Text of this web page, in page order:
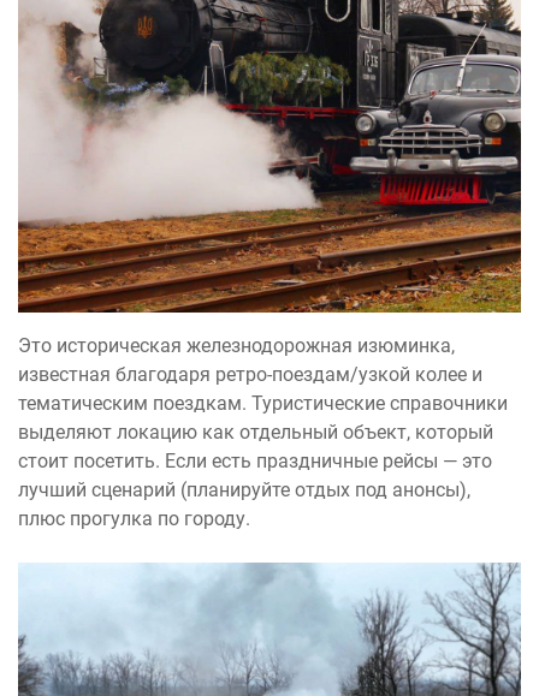
Это историческая железнодорожная изюминка,
известная благодаря ретро-поездам/узкой колее и
тематическим поездкам. Туристические справочники
выделяют локацию как отдельный объект, который
стоит посетить. Если есть праздничные рейсы — это
лучший сценарий (планируйте отдых под анонсы),
плюс прогулка по городу.